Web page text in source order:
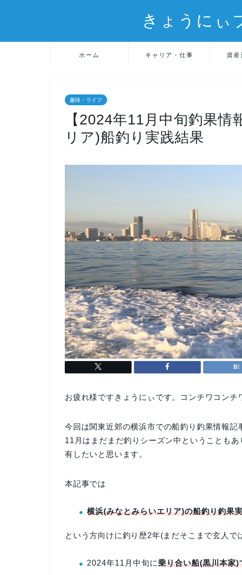
きょうにぃ
ホーム キャリア・仕事 資産
趣味・ライフ
【2024年11月中旬釣果
リア)船釣り実践結果
お疲れ様ですきょうにぃです。コンチワコンチ
今回は関東近郊の横浜市での船釣り釣果情報記
11月はまだまだ釣りシーズン中ということも
有したいと思います。
本記事では
横浜(みなとみらいエリア)の船釣り釣果
という方向けに釣り歴2年(まだそこまで玄人で
2024年11月中旬に乗り合い船(黒川本家)